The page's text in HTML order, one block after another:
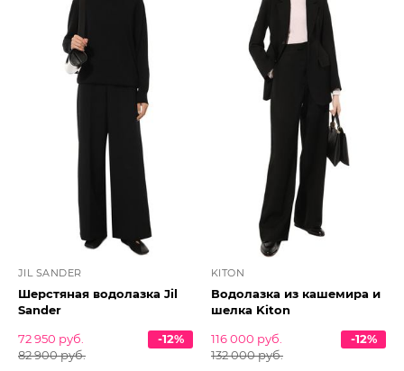
JIL SANDER
Шерстяная водолазка Jil
Sander
72 950 руб.
82 900 руб.
-12%
KITON
Водолазка из кашемира и
шелка Kiton
116 000 руб.
132 000 руб.
-12%